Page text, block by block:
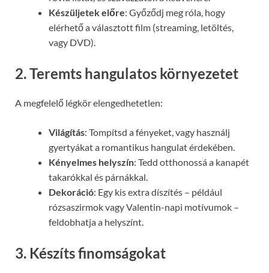
Készüljetek előre: Győződj meg róla, hogy
elérhető a választott film (streaming, letöltés,
vagy DVD).
2. Teremts hangulatos környezetet
A megfelelő légkör elengedhetetlen:
Világítás: Tompítsd a fényeket, vagy használj
gyertyákat a romantikus hangulat érdekében.
Kényelmes helyszín: Tedd otthonossá a kanapét
takarókkal és párnákkal.
Dekoráció: Egy kis extra díszítés – például
rózsaszirmok vagy Valentin-napi motívumok –
feldobhatja a helyszínt.
3. Készíts finomságokat